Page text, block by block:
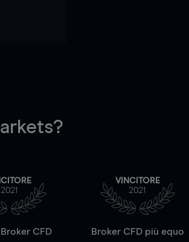
2021
CFD
VINCITORE
2021
Broker CFD più equo